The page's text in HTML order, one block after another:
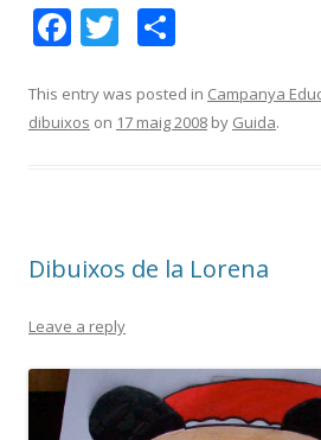
F
e
b
k
T
itt
er
m
p
ix
This entry was posted in Campanya
dibuixos on 17 maig 2008 by Guida.
Dibuixos de la Lorena
Leave a reply